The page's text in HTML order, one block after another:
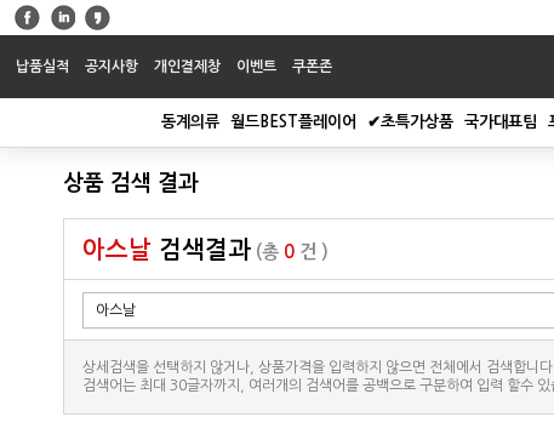
납품실적 공지사항 개인결제창 이벤트 쿠폰존
동계의류 월드BEST플레이어 ✔초특가상품 국가대표팀
상품 검색 결과
아스날 검색결과 (총 0 건 )
상세검색을 선택하지 않거나, 상품가격을 입력하지 않으면 전체에서 검색합니다.
검색어는 최대 30글자까지, 여러개의 검색어를 공백으로 구분하여 입력 할수 있